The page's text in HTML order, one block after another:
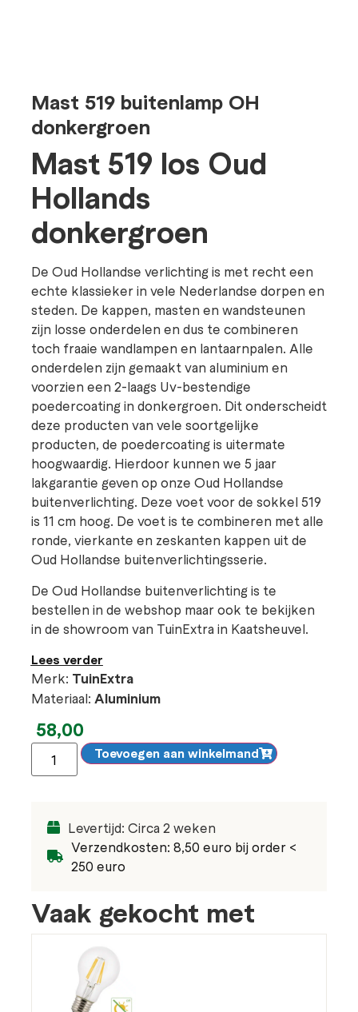
Mast 519 buitenlamp OH
donkergroen
Mast 519 los Oud
Hollands
donkergroen
De Oud Hollandse verlichting is met recht een
echte klassieker in vele Nederlandse dorpen en
steden. De kappen, masten en wandsteunen
zijn losse onderdelen en dus te combineren
toch fraaie wandlampen en lantaarnpalen. Alle
onderdelen zijn gemaakt van aluminium en
voorzien een 2-laags Uv-bestendige
poedercoating in donkergroen. Dit onderscheidt
deze producten van vele soortgelijke
producten, de poedercoating is uitermate
hoogwaardig. Hierdoor kunnen we 5 jaar
lakgarantie geven op onze Oud Hollandse
buitenverlichting. Deze voet voor de sokkel 519
is 11 cm hoog. De voet is te combineren met alle
ronde, vierkante en zeskanten kappen uit de
Oud Hollandse buitenverlichtingsserie.
De Oud Hollandse buitenverlichting is te
bestellen in de webshop maar ook te bekijken
in de showroom van TuinExtra in Kaatsheuvel.
Lees verder
Merk: TuinExtra
Materiaal: Aluminium
58,00
Toevoegen aan winkelmand
Levertijd: Circa 2 weken
Verzendkosten: 8,50 euro bij order <
250 euro
Vaak gekocht met